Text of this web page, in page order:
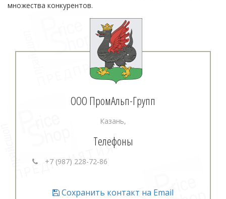
множества конкурентов.
ООО ПромАльп-Групп
Казань,
Телефоны
+7 (987) 228-72-86
Сохранить контакт на Email